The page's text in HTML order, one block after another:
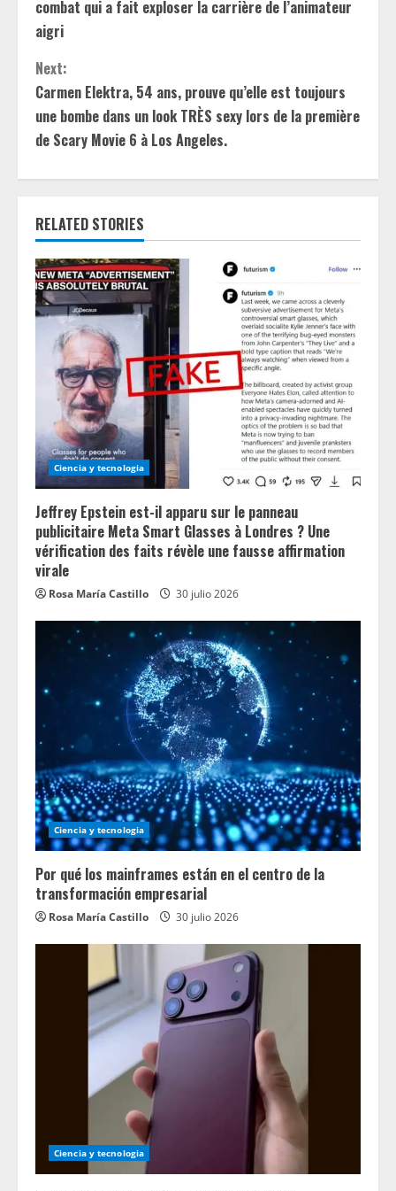
i
n
u
e
R
e
a
d
combat qui a fait exploser la carrière de l’animateur
aigri
Next:
Carmen Elektra, 54 ans, prouve qu’elle est toujours
une bombe dans un look TRÈS sexy lors de la première
de Scary Movie 6 à Los Angeles.
RELATED STORIES
Ciencia y tecnologia
Jeffrey Epstein est-il apparu sur le panneau
publicitaire Meta Smart Glasses à Londres ? Une
vérification des faits révèle une fausse affirmation
virale
Rosa María Castillo 30 julio 2026
Ciencia y tecnologia
Por qué los mainframes están en el centro de la
transformación empresarial
Rosa María Castillo 30 julio 2026
Ciencia y tecnologia